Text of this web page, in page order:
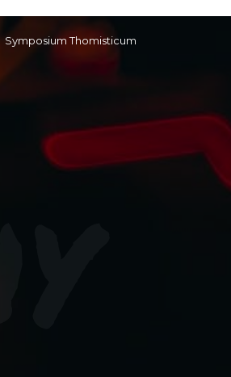
Symposium Thomisticum